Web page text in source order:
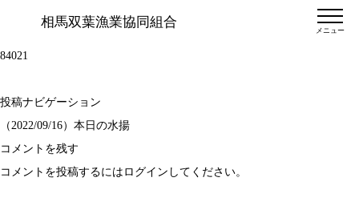
相馬双葉漁業協同組合
メニュー
84021
投稿ナビゲーション
（2022/09/16）本日の水揚
コメントを残す
コメントを投稿するには ログイン してください。